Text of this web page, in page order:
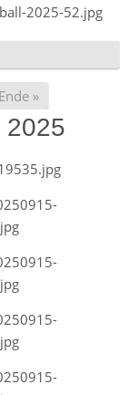
Ende »
2025